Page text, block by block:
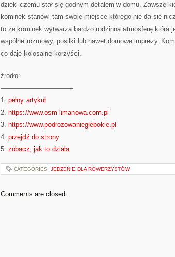
dzięki czemu stał się godnym detalem w domu. Zawsze
kominek stanowi tam swoje miejsce którego nie da się
to że kominek wytwarza bardzo rodzinna atmosferę która
wspólne rozmowy, posiłki lub nawet domowe imprezy.
co daje kolosalne korzyści.
źródło:
———————————
1. pełny artykuł
2. https://www.osm-limanowa.com.pl
3. https://www.podrozowanieglebokie.pl
4. przejdź do strony
5. zobacz, jak to działa
CATEGORIES: JEDZENIE DLA ROWERZYSTÓW
Comments are closed.